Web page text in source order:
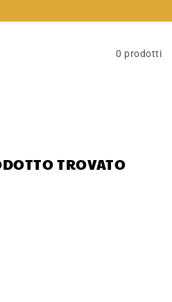
0 prodotti
TROVATO